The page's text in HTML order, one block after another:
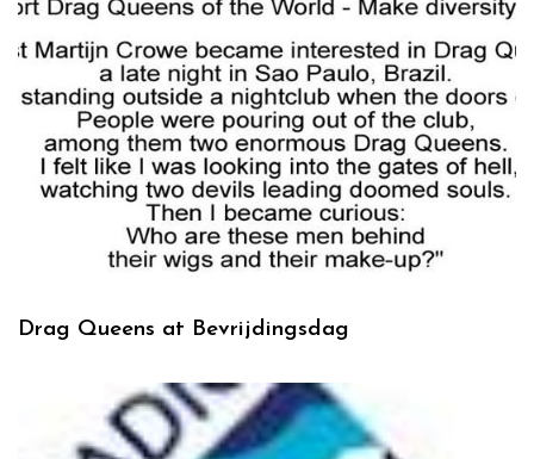
Drag Queens at Bevrijdingsdag